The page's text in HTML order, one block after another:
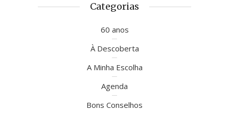
Categorias
60 anos
À Descoberta
A Minha Escolha
Agenda
Bons Conselhos